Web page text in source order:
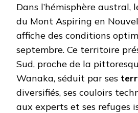
Dans l’hémisphère austral,
du Mont Aspiring en
affiche des conditions
septembre. Ce territoire
Sud, proche de la
Wanaka, séduit par ses
diversifiés, ses couloirs
aux experts et ses refuges